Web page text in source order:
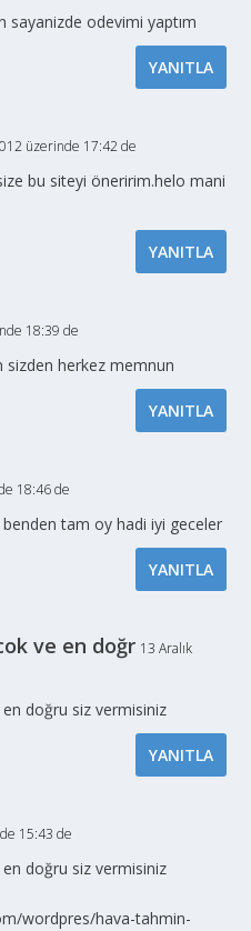
sayanizde odevimi yaptım
YANITLA
üzerinde 17:42 de
bu siteyi öneririm.helo mani
YANITLA
18:39 de
sizden herkez memnun
YANITLA
18:46 de
tam oy hadi iyi geceler
YANITLA
ve en doğr 13 Aralık
doğru siz vermisiniz
YANITLA
15:43 de
doğru siz vermisiniz
wordpres/hava-tahmin-